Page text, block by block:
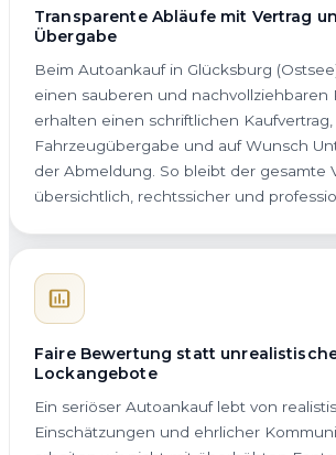
Transparente Abläufe mit Vertrag
Übergabe
Beim Autoankauf in Glücksburg
einen sauberen und nachvollziehbaren
erhalten einen schriftlichen
Fahrzeugübergabe und auf Wunsch
der Abmeldung. So bleibt der gesamte
übersichtlich, rechtssicher und
Faire Bewertung statt
Lockangebote
Ein seriöser Autoankauf lebt von
Einschätzungen und ehrlicher